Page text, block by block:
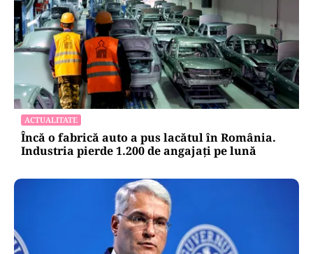
ACTUALITATE
Încă o fabrică auto a pus lacătul în România.
Industria pierde 1.200 de angajați pe lună